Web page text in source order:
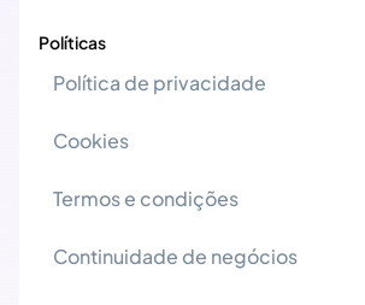
Políticas
Política de privacidade
Cookies
Termos e condições
Continuidade de negócios